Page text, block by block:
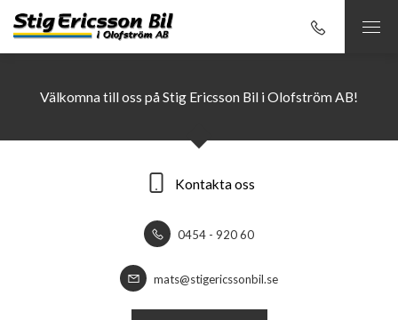
Välkomna till oss på Stig Ericsson Bil i Olofström AB!
Kontakta oss
0454 - 920 60
mats@stigericssonbil.se